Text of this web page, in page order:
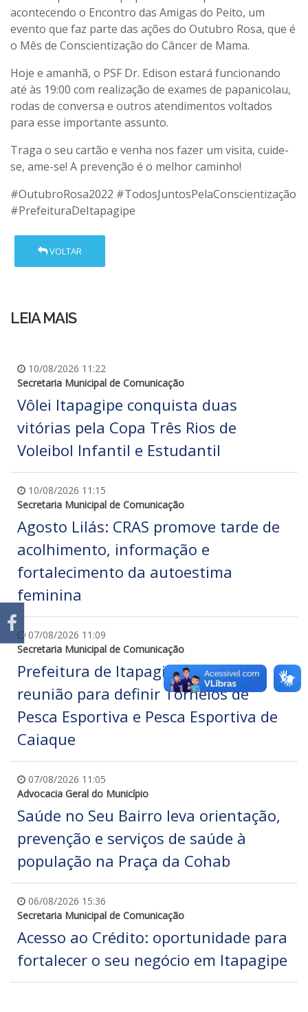
acontecendo o Encontro das Amigas do Peito, um
evento que faz parte das ações do Outubro Rosa, que é
o Mês de Conscientização do Câncer de Mama.
Hoje e amanhã, o PSF Dr. Edison estará funcionando
até às 19:00 com realização de exames de papanicolau,
rodas de conversa e outros atendimentos voltados
para esse importante assunto.
Traga o seu cartão e venha nos fazer um visita, cuide-
se, ame-se! A prevenção é o melhor caminho!
#OutubroRosa2022 #TodosJuntosPelaConscientização
#PrefeituraDeItapagipe
VOLTAR
LEIA MAIS
10/08/2026 11:22
Secretaria Municipal de Comunicação
Vôlei Itapagipe conquista duas
vitórias pela Copa Três Rios de
Voleibol Infantil e Estudantil
10/08/2026 11:15
Secretaria Municipal de Comunicação
Agosto Lilás: CRAS promove tarde de
acolhimento, informação e
fortalecimento da autoestima
feminina
07/08/2026 11:09
Secretaria Municipal de Comunicação
Prefeitura de Itapagipe realiza
reunião para definir Torneios de
Pesca Esportiva e Pesca Esportiva de
Caiaque
07/08/2026 11:05
Advocacia Geral do Município
Saúde no Seu Bairro leva orientação,
prevenção e serviços de saúde à
população na Praça da Cohab
06/08/2026 15:36
Secretaria Municipal de Comunicação
Acesso ao Crédito: oportunidade para
fortalecer o seu negócio em Itapagipe